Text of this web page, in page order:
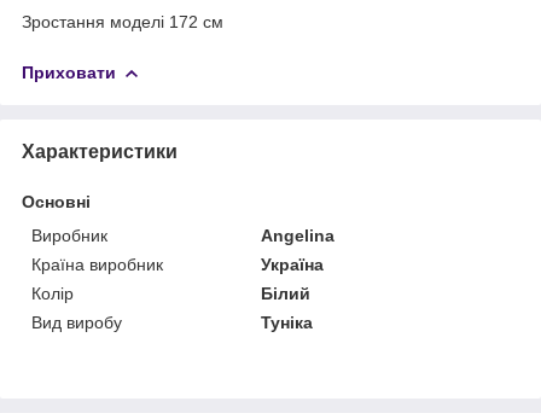
Зростання моделі 172 см
Приховати
Характеристики
Основні
Виробник
Angelina
Країна виробник
Україна
Колір
Білий
Вид виробу
Туніка